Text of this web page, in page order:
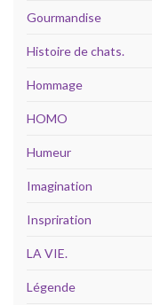
Gourmandise
Histoire de chats.
Hommage
HOMO
Humeur
Imagination
Inspriration
LA VIE.
Légende